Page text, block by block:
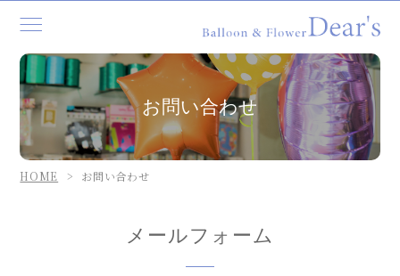
TOP
コンセプト
バルーンスタンド／バルーンギフト
バルーンデコレーション
ご利用の流れ
お問い合わせ
HOME お問い合わせ
メールフォーム